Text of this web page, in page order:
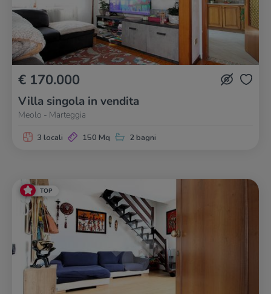
€ 170.000
Villa singola in vendita
Meolo - Marteggia
3 locali 150 Mq 2 bagni
TOP